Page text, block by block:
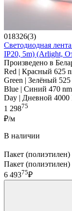
018326(3)
Светодиодная
IP20, 5m) (Arlight,
Произведено в
Red | Красный 625
Green | Зелёный 525
Blue | Синий 470 nm
Day | Дневной 4000
1 29875
₽/м
В наличии
Пакет
Пакет
6 49375₽